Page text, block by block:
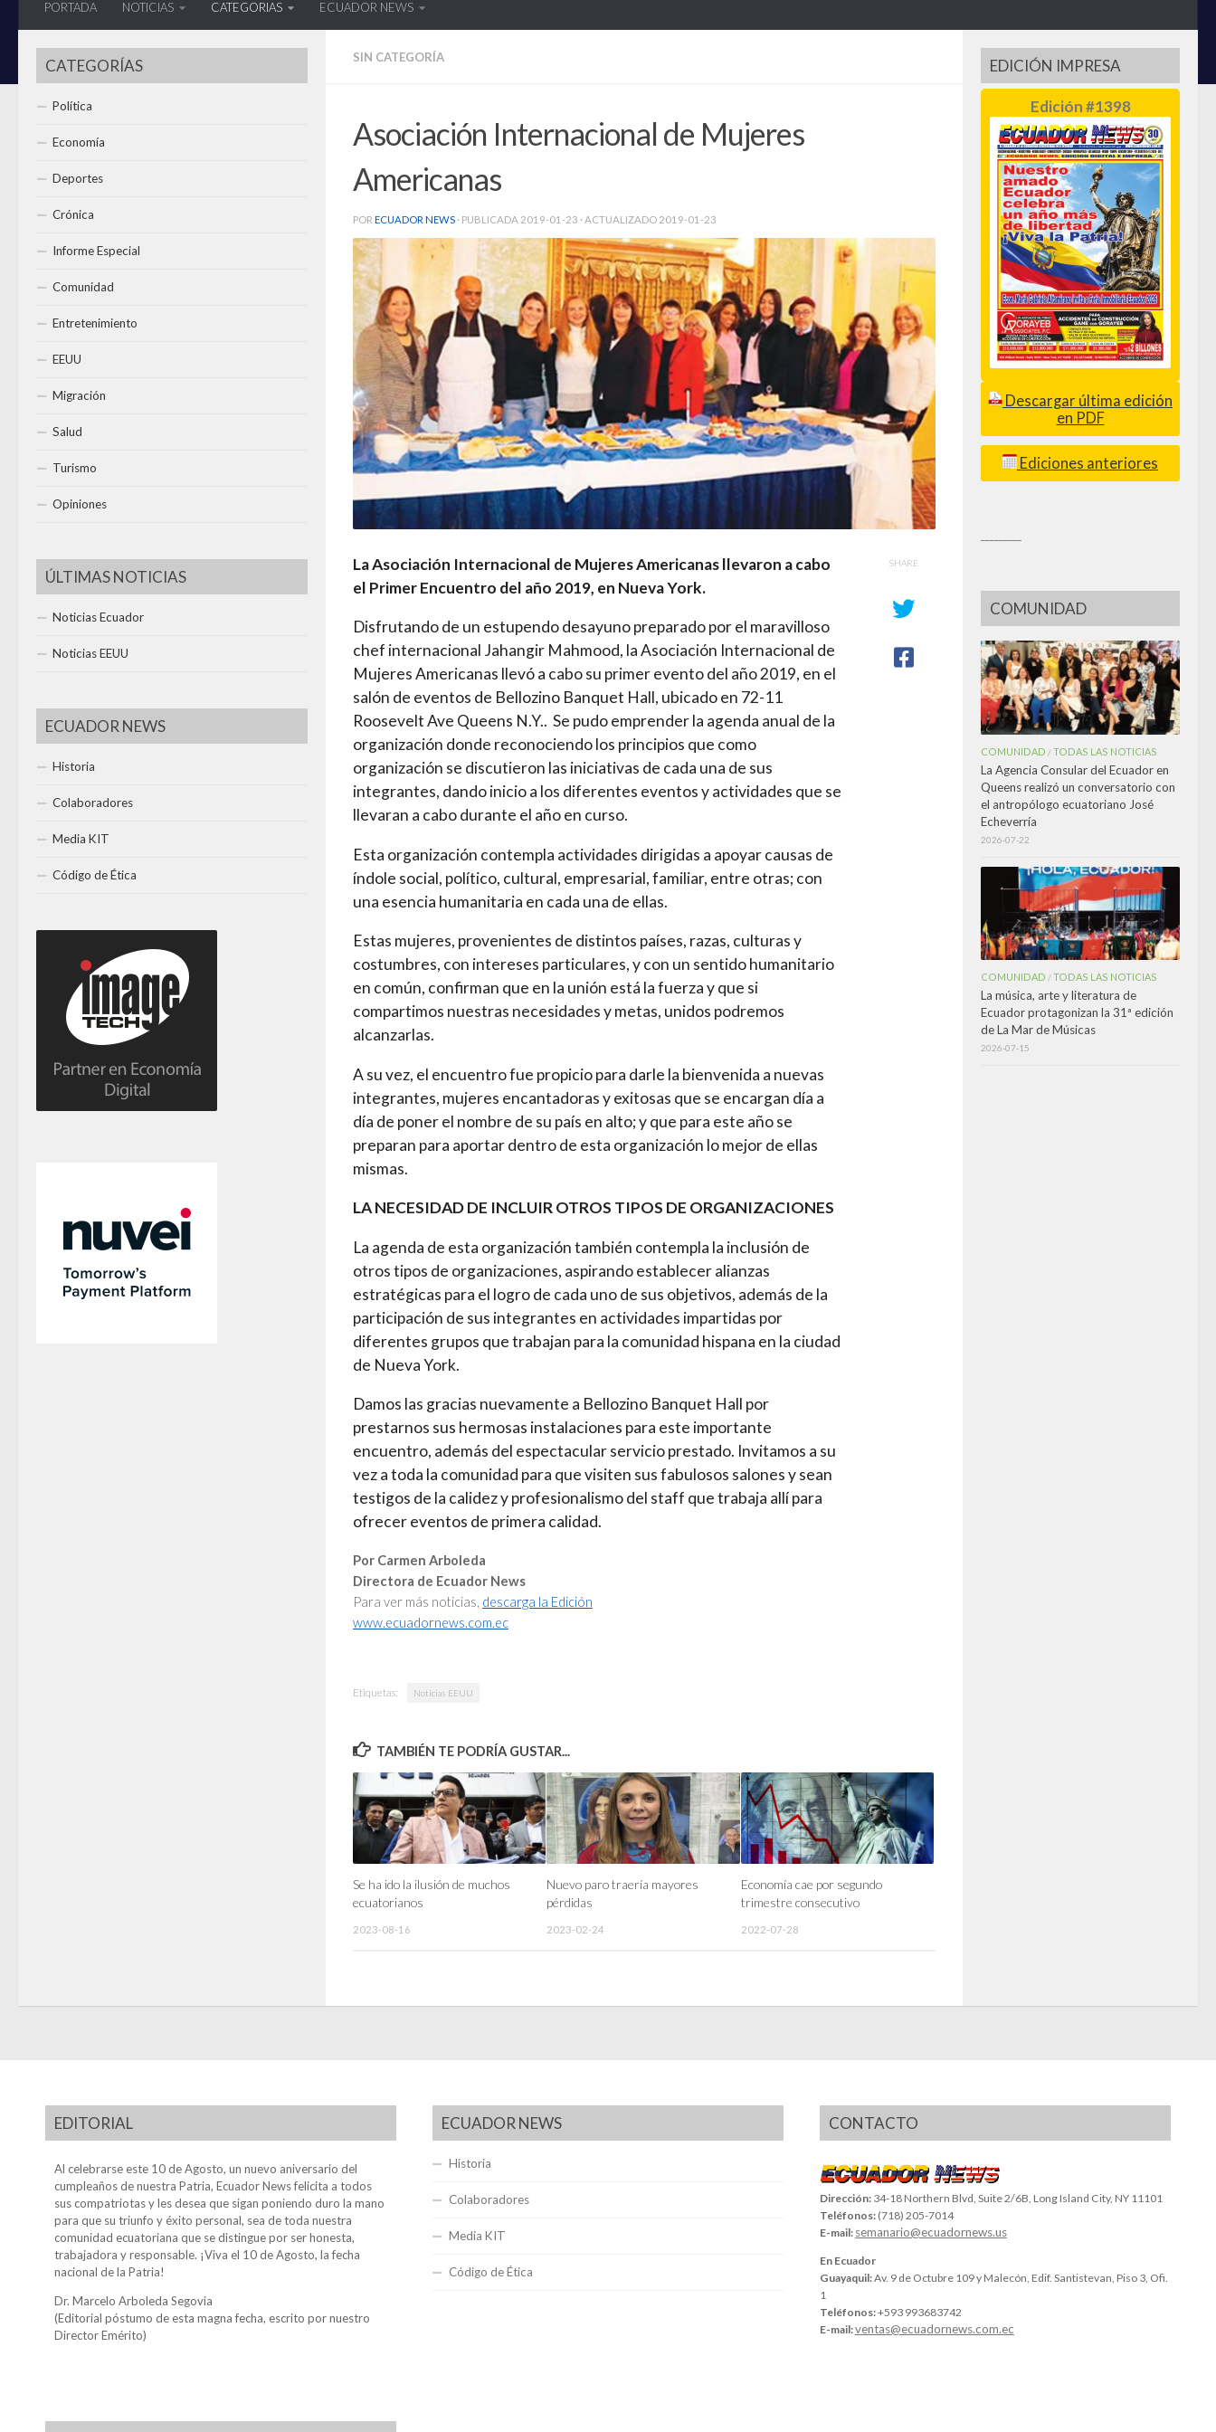
PORTADA NOTICIAS CATEGORIAS ECUADOR NEWS
SIN CATEGORÍA
Asociación Internacional de Mujeres
Americanas
POR ECUADOR NEWS · PUBLICADA 2019-01-23 · ACTUALIZADO 2019-01-23
La Asociación Internacional de Mujeres Americanas llevaron a cabo
el Primer Encuentro del año 2019, en Nueva York.
Disfrutando de un estupendo desayuno preparado por el maravilloso
chef internacional Jahangir Mahmood, la Asociación Internacional de
Mujeres Americanas llevó a cabo su primer evento del año 2019, en el
salón de eventos de Bellozino Banquet Hall, ubicado en 72-11
Roosevelt Ave Queens N.Y.. Se pudo emprender la agenda anual de la
organización donde reconociendo los principios que como
organización se discutieron las iniciativas de cada una de sus
integrantes, dando inicio a los diferentes eventos y actividades que se
llevaran a cabo durante el año en curso.
Esta organización contempla actividades dirigidas a apoyar causas de
índole social, político, cultural, empresarial, familiar, entre otras; con
una esencia humanitaria en cada una de ellas.
Estas mujeres, provenientes de distintos países, razas, culturas y
costumbres, con intereses particulares, y con un sentido humanitario
en común, confirman que en la unión está la fuerza y que si
compartimos nuestras necesidades y metas, unidos podremos
alcanzarlas.
A su vez, el encuentro fue propicio para darle la bienvenida a nuevas
integrantes, mujeres encantadoras y exitosas que se encargan día a
día de poner el nombre de su país en alto; y que para este año se
preparan para aportar dentro de esta organización lo mejor de ellas
mismas.
LA NECESIDAD DE INCLUIR OTROS TIPOS DE ORGANIZACIONES
La agenda de esta organización también contempla la inclusión de
otros tipos de organizaciones, aspirando establecer alianzas
estratégicas para el logro de cada uno de sus objetivos, además de la
participación de sus integrantes en actividades impartidas por
diferentes grupos que trabajan para la comunidad hispana en la ciudad
de Nueva York.
Damos las gracias nuevamente a Bellozino Banquet Hall por
prestarnos sus hermosas instalaciones para este importante
encuentro, además del espectacular servicio prestado. Invitamos a su
vez a toda la comunidad para que visiten sus fabulosos salones y sean
testigos de la calidez y profesionalismo del staff que trabaja allí para
ofrecer eventos de primera calidad.
Por Carmen Arboleda
Directora de Ecuador News
Para ver más noticias, descarga la Edición
www.ecuadornews.com.ec
SHARE
Etiquetas: Noticias EEUU
TAMBIÉN TE PODRÍA GUSTAR...
Se ha ido la ilusión de muchos
ecuatorianos
2023-08-16
Nuevo paro traería mayores
pérdidas
2023-02-24
Economía cae por segundo
trimestre consecutivo
2022-07-28
CATEGORÍAS
Política
Economía
Deportes
Crónica
Informe Especial
Comunidad
Entretenimiento
EEUU
Migración
Salud
Turismo
Opiniones
ÚLTIMAS NOTICIAS
Noticias Ecuador
Noticias EEUU
ECUADOR NEWS
Historia
Colaboradores
Media KIT
Código de Ética
EDICIÓN IMPRESA
Edición #1398
Descargar última edición
en PDF
Ediciones anteriores
COMUNIDAD
COMUNIDAD /TODAS LAS NOTICIAS
La Agencia Consular del Ecuador en
Queens realizó un conversatorio con
el antropólogo ecuatoriano José
Echeverría
2026-07-22
COMUNIDAD /TODAS LAS NOTICIAS
La música, arte y literatura de
Ecuador protagonizan la 31ª edición
de La Mar de Músicas
2026-07-15
EDITORIAL
Al celebrarse este 10 de Agosto, un nuevo aniversario del
cumpleaños de nuestra Patria, Ecuador News felicita a todos
sus compatriotas y les desea que sigan poniendo duro la mano
para que su triunfo y éxito personal, sea de toda nuestra
comunidad ecuatoriana que se distingue por ser honesta,
trabajadora y responsable. ¡Viva el 10 de Agosto, la fecha
nacional de la Patria!
Dr. Marcelo Arboleda Segovia
(Editorial póstumo de esta magna fecha, escrito por nuestro
Director Emérito)
ECUADOR NEWS
Historia
Colaboradores
Media KIT
Código de Ética
CONTACTO
Dirección: 34-18 Northern Blvd, Suite 2/6B, Long Island City, NY 11101
Teléfonos: (718) 205-7014
E-mail: semanario@ecuadornews.us
En Ecuador
Guayaquil:Av. 9 de Octubre 109 y Malecón, Edif. Santistevan, Piso 3, Ofi.
1
Teléfonos:+593 993683742
E-mail:ventas@ecuadornews.com.ec